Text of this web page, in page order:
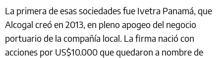
La primera de esas sociedades fue Ivetra Panamá, que
Alcogal creó en 2013, en pleno apogeo del negocio
portuario de la compañía local. La firma nació con
acciones por US$10.000 que quedaron a nombre de